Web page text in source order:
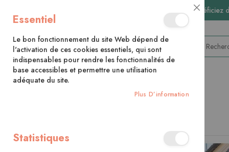
🚚
CATÉGORIES
Skip
Close
Cookie
Essentiel
Le bon fonctionnement du site Web dépend de
l'activation de ces cookies essentiels, qui sont
indispensables pour rendre les fonctionnalités de
base accessibles et permettre une utilisation
adéquate du site.
Plus D’information
Statistiques